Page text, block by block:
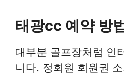
태광cc 예약 방법
대부분 골프장처럼 인
니다. 정회원 회원권